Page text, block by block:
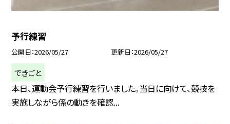
予行練習
公開日 2026/05/27 更新日 2026/05/27
できごと
本日、運動会予行練習を行いました。当日に向けて、競技を
実施しながら係の動きを確認...